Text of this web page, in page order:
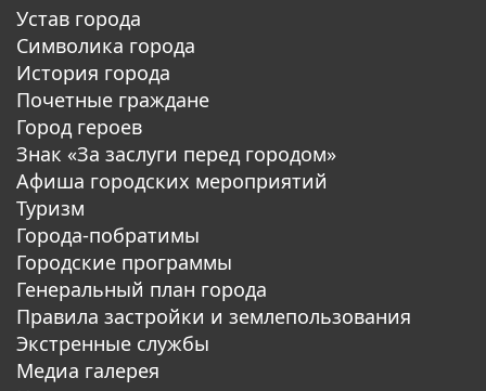
Устав города
Символика города
История города
Почетные граждане
Город героев
Знак «За заслуги перед городом»
Афиша городских мероприятий
Туризм
Города-побратимы
Городские программы
Генеральный план города
Правила застройки и землепользования
Экстренные службы
Медиа галерея